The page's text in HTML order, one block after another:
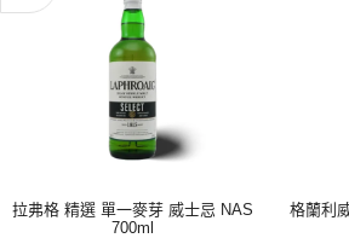
拉弗格 精選 單一麥芽 威士忌 NAS
700ml
格蘭利